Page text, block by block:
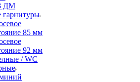
ДМ
85 мм
92 мм
/ WC